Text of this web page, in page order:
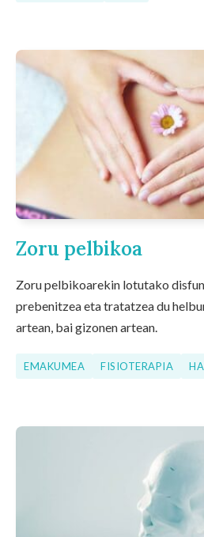
Zoru pelbikoa
Zoru pelbikoarekin lotutako
prebenitzea eta tratatzea du
artean, bai gizonen artean.
EMAKUMEA FISIOTERAPIA